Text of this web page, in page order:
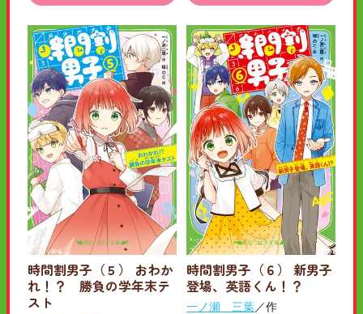
時間割男子（５） おわか
れ！？ 勝負の学年末テ
スト
時間割男子（６） 新男子
登場、英語くん！？
一ノ瀬 三葉／作